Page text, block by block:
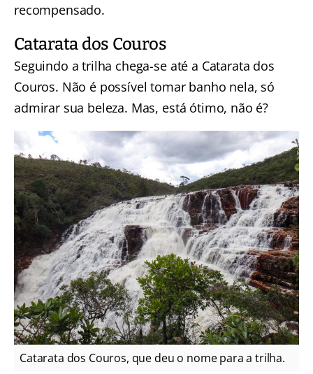
recompensado.
Catarata dos Couros
Seguindo a trilha chega-se até a Catarata dos
Couros. Não é possível tomar banho nela, só
admirar sua beleza. Mas, está ótimo, não é?
Catarata dos Couros, que deu o nome para a trilha.